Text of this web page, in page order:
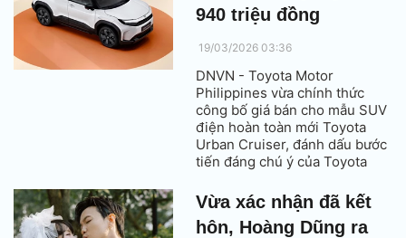
940 triệu đồng
19/03/2026 03:36
DNVN - Toyota Motor
Philippines vừa chính thức
công bố giá bán cho mẫu SUV
điện hoàn toàn mới Toyota
Urban Cruiser, đánh dấu bước
tiến đáng chú ý của Toyota
điện tại thị trường Đông Nam
Á.
Vừa xác nhận đã kết
hôn, Hoàng Dũng ra